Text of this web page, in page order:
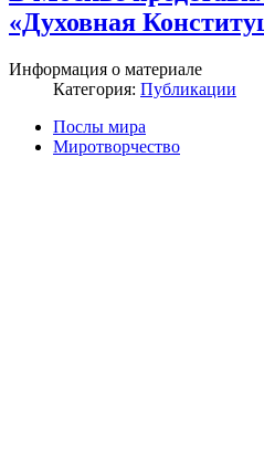
«Духовная
Информация о материале
Категория: Публикации
Послы мира
Миротворчество